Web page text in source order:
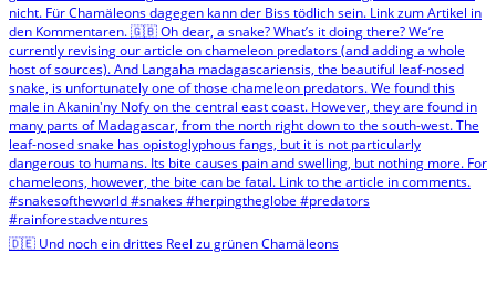
🇩🇪 Und noch ein drittes Reel zu grünen Chamäleons